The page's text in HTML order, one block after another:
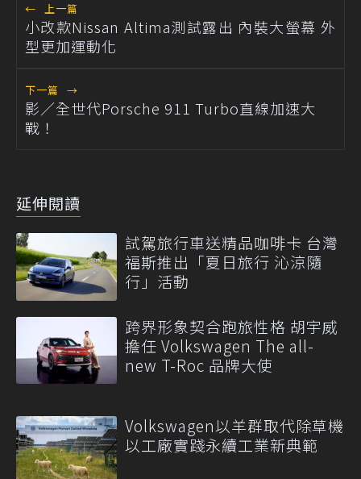
← 上一篇
小改款Nissan Altima測試露出 內裝大螢幕 外
型更加運動化
下一篇 →
影／全世代Porsche 911 Turbo直線加速大
戰！
延伸閱讀
試駕旅行車送精品咖啡卡 台灣
福斯推出「夏日旅行 沁涼隨
行」活動
跨界形象契合跑旅性格 胡宇威
擔任 Volkswagen The all-
new T-Roc 品牌大使
Volkswagen以羊群取代除草機
以工廠實踐永續工業新典範